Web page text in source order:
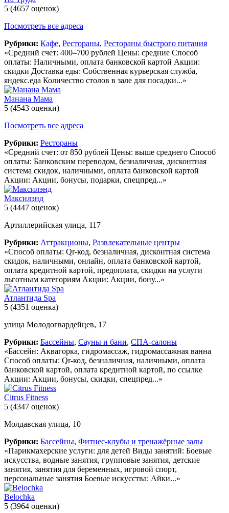
5 (4657 оценок)
Посмотреть все адреса
Рубрики: Кафе, Рестораны, Рестораны быстрого питания
«Средний счет: 400–700 рублей Цены: средние Способ
оплаты: Наличными, оплата банковской картой Акции:
скидки Доставка еды: Собственная курьерская служба,
яндекс.еда Количество столов в зале для посадки...»
Манана Мама
5 (4543 оценки)
Посмотреть все адреса
Рубрики: Рестораны
«Средний счет: от 850 рублей Цены: выше среднего Способ
оплаты: Банковским переводом, безналичная, дисконтная
система скидок, наличными, оплата банковской картой
Акции: Акции, бонусы, подарки, спецпред...»
Максилэнд
5 (4447 оценок)
Артиллерийская улица, 117
Рубрики: Аттракционы, Развлекательные центры
«Способ оплаты: Qr-код, безналичная, дисконтная система
скидок, наличными, онлайн, оплата банковской картой,
оплата кредитной картой, предоплата, скидки на услуги
льготным категориям Акции: Акции, бону...»
Атлантида Spa
5 (4351 оценка)
улица Молодогвардейцев, 17
Рубрики: Бассейны, Сауны и бани, СПА-салоны
«Бассейн: Аквагорка, гидромассаж, гидромассажная ванна
Способ оплаты: Qr-код, безналичная, наличными, оплата
банковской картой, оплата кредитной картой, по ссылке
Акции: Акции, бонусы, скидки, спецпред...»
Citrus Fitness
5 (4347 оценок)
Молдавская улица, 10
Рубрики: Бассейны, Фитнес-клубы и тренажёрные залы
«Парикмахерские услуги: для детей Виды занятий: Боевые
искусства, водные занятия, групповые занятия, детские
занятия, занятия для беременных, игровой спорт,
персональные занятия Боевые искусства: Айки...»
Belochka
5 (3964 оценки)